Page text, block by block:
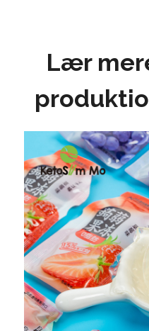
Lær